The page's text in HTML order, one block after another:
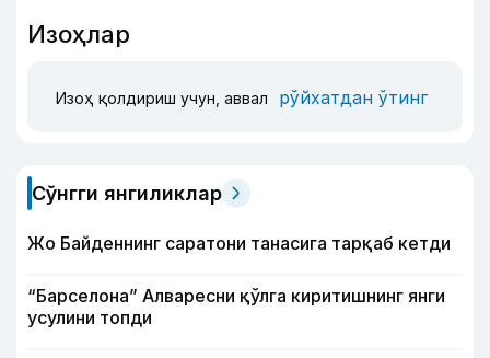
Изоҳлар
Изоҳ қолдириш учун, аввал рўйхатдан ўтинг
Сўнгги янгиликлар
Жо Байденнинг саратони танасига тарқаб кетди
“Барселона” Алваресни қўлга киритишнинг янги
усулини топди